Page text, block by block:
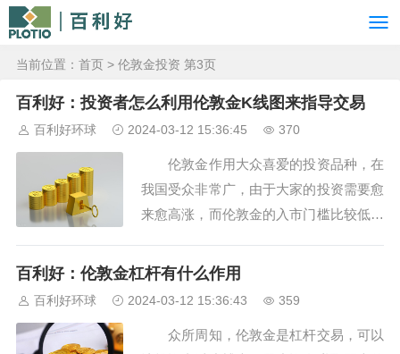
当前位置： 首页 > 伦敦金投资 第3页
百利好：投资者怎么利用伦敦金K线图来指导交易
百利好环球 2024-03-12 15:36:45 370
伦敦金作用大众喜爱的投资品种，在
我国受众非常广，由于大家的投资需要愈
来愈高涨，而伦敦金的入市门槛比较低，
天的价格都不一样，而投资者正是根据这
指导交易？ 伦敦金K线图对于每位炒
百利好：伦敦金杠杆有什么作用
百利好环球 2024-03-12 15:36:43 359
众所周知，伦敦金是杠杆交易，可以